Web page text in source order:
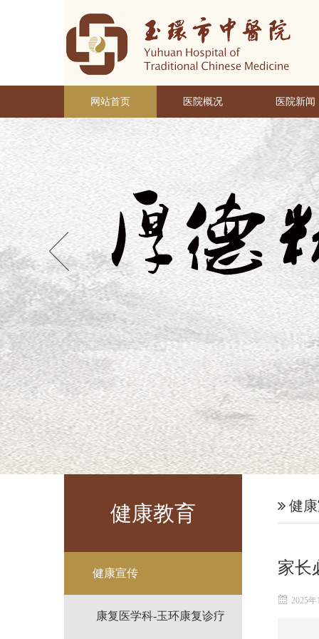
网站首页 医院概况 医院新闻
健康教育
健康宣传
康复医学科-玉环康复诊疗
健
家长
2025